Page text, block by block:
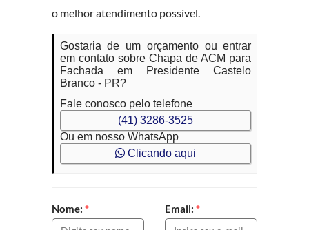
o melhor atendimento possível.
Gostaria de um orçamento ou entrar
em contato sobre Chapa de ACM para
Fachada em Presidente Castelo
Branco - PR?
Fale conosco pelo telefone
(41) 3286-3525
Ou em nosso WhatsApp
Clicando aqui
Nome: * Email: *